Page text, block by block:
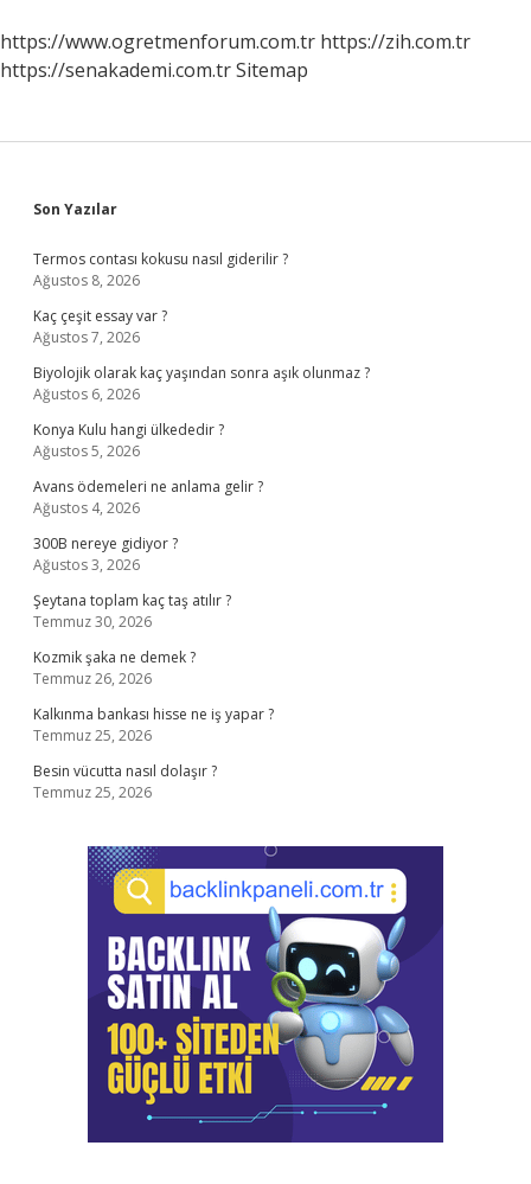
https://www.ogretmenforum.com.tr https://zih.com.tr
https://senakademi.com.trSitemap
Sidebar
Son Yazılar
Termos contası kokusu nasıl giderilir ?
Ağustos 8, 2026
Kaç çeşit essay var ?
Ağustos 7, 2026
Biyolojik olarak kaç yaşından sonra aşık olunmaz ?
Ağustos 6, 2026
Konya Kulu hangi ülkededir ?
Ağustos 5, 2026
Avans ödemeleri ne anlama gelir ?
Ağustos 4, 2026
300B nereye gidiyor ?
Ağustos 3, 2026
Şeytana toplam kaç taş atılır ?
Temmuz 30, 2026
Kozmik şaka ne demek ?
Temmuz 26, 2026
Kalkınma bankası hisse ne iş yapar ?
Temmuz 25, 2026
Besin vücutta nasıl dolaşır ?
Temmuz 25, 2026